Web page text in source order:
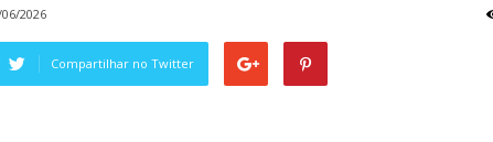
2026
Compartilhar no Twitter